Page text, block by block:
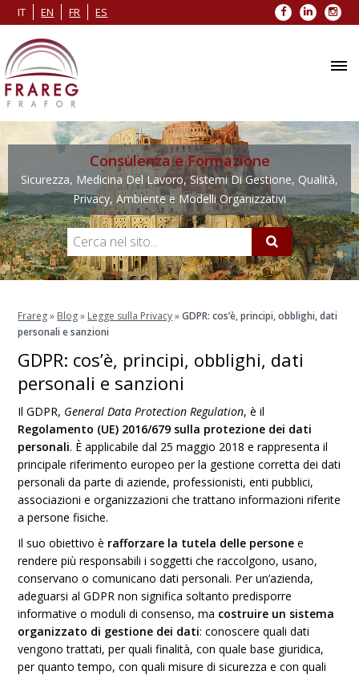
IT EN FR ES Facebook
LinkedIn
Consulenza e Formazione
Sicurezza, Medicina Del Lavoro, Sistemi Di Gestione, Qualità,
Privacy, Ambiente e Modelli Organizzativi
Frareg» Blog» Legge sulla Privacy»GDPR: cos’è, principi, obblighi, dati
personali e sanzioni
GDPR: cos’è, principi, obblighi, dati
personali e sanzioni
Il GDPR, General Data Protection Regulation, è il
Regolamento (UE) 2016/679 sulla protezione dei dati
personali. È applicabile dal 25 maggio 2018 e rappresenta il
principale riferimento europeo per la gestione corretta dei dati
personali da parte di aziende, professionisti, enti pubblici,
associazioni e organizzazioni che trattano informazioni riferite
a persone fisiche.
Il suo obiettivo è rafforzare la tutela delle persone e
rendere più responsabili i soggetti che raccolgono, usano,
conservano o comunicano dati personali. Per un’azienda,
adeguarsi al GDPR non significa soltanto predisporre
informative o moduli di consenso, ma costruire un sistema
organizzato di gestione dei dati: conoscere quali dati
vengono trattati, per quali finalità, con quale base giuridica,
per quanto tempo, con quali misure di sicurezza e con quali